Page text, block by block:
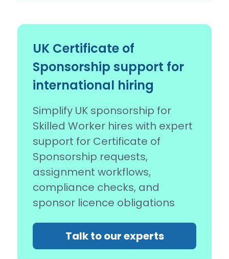
UK Certificate of
Sponsorship support for
international hiring
Simplify UK sponsorship for
Skilled Worker hires with expert
support for Certificate of
Sponsorship requests,
assignment workflows,
compliance checks, and
sponsor licence obligations
Talk to our experts